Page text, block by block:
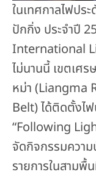
ในเทศกาลไฟปร
ปักกิ่ง ประจำปี
International
ไม่นานนี้ เขตเศ
หม่า (Liangma
Belt) ได้ติดตั้งไ
“Following
จัดกิจกรรมความ
รายการในสาม